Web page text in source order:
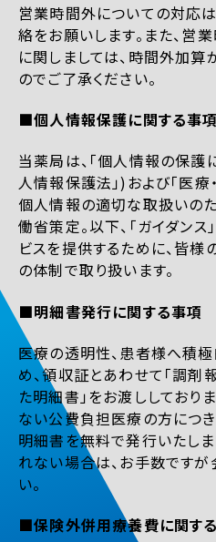
営業時間外についての対応
絡をお願いします。また、営
に関しましては、時間外加
のでご了承ください。
■個人情報保護に関する事項
当薬局は、「個人情報の保護
人情報保護法」)および「医
個人情報の適切な取扱いの
働省策定。以下、「ガイダン
ビスを提供するために、皆
の体制で取り扱います。
■明細書発行に関する事項
医療の透明性、患者様へ積
め、領収証とあわせて「調
た明細書」をお渡ししており
ない公費負担医療の方につ
明細書を無料で発行いたし
れない場合は、お手数です
い。
■保険外併用療養費に関す